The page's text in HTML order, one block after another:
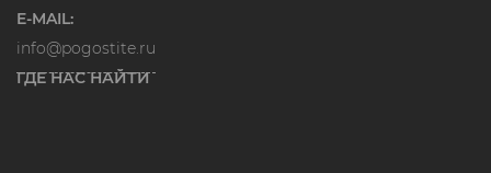
E-MAIL:
info@pogostite.ru
ГДЕ НАС НАЙТИ